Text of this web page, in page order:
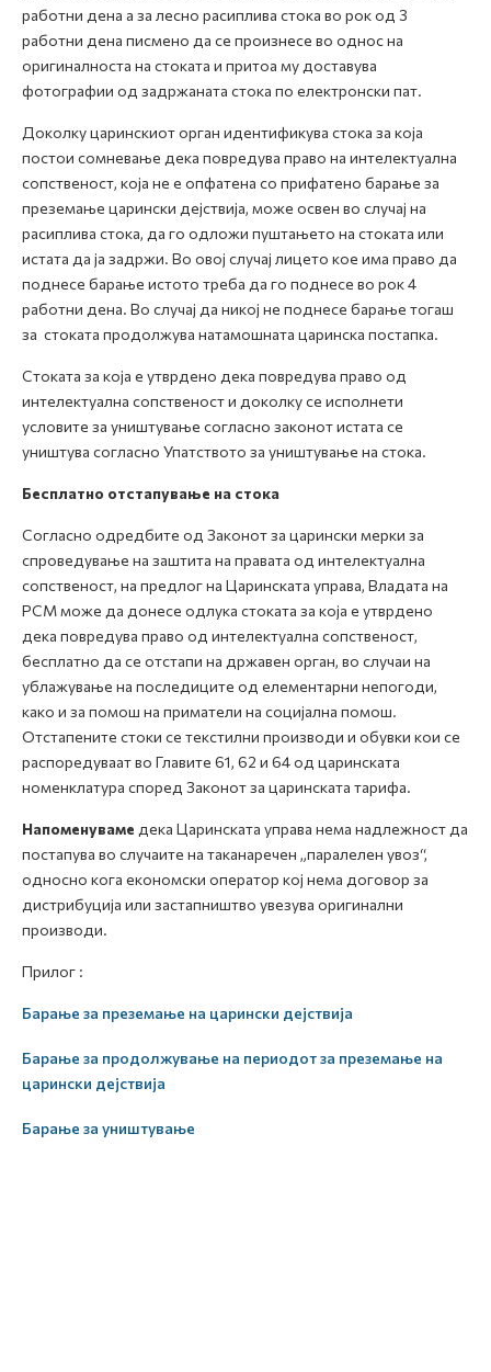
работни дена а за лесно расиплива стока во рок од 3
работни дена писмено да се произнесе во однос на
оригиналноста на стоката и притоа му доставува
фотографии од задржаната стока по електронски пат.
Доколку царинскиот орган идентификува стока за која
постои сомневање дека повредува право на интелектуална
сопственост, која не е опфатенa со прифатено барање за
преземање царински дејствија, може освен во случај на
расиплива стока, да го одложи пуштањето на стоката или
истата да ја задржи. Во овој случај лицето кое има право да
поднесе барање истото треба да го поднесе во рок 4
работни дена. Во случај да никој не поднесе барање тогаш
за стоката продолжува натамошната царинска постапка.
Стоката за која е утврдено дека повредува право од
интелектуална сопственост и доколку се исполнети
условите за уништување согласно законот истата се
уништува согласно Упатството за уништување на стока.
Бесплатно отстапување на стока
Согласно одредбите од Законот за царински мерки за
спроведување на заштита на правата од интелектуална
сопственост, на предлог на Царинската управа, Владата на
РСМ може да донесе одлука стоката за која е утврдено
дека повредува право од интелектуална сопственост,
бесплатно да се отстапи на државен орган, во случаи на
ублажување на последиците од елементарни непогоди,
како и за помош на приматели на социјална помош.
Oтстапените стоки се текстилни производи и обувки кои се
распоредуваат во Главите 61, 62 и 64 од царинската
номенклатура според Законот за царинската тарифа.
Напоменуваме дека Царинската управа нема надлежност да
постапува во случаите на таканаречен „паралелен увоз“,
односно кога економски оператор кој нема договор за
дистрибуција или застапништво увезува оригинални
производи.
Прилог :
Барање за преземање на царински дејствија
Барање за продолжување на периодот за преземање на
царински дејствија
Барање за уништување